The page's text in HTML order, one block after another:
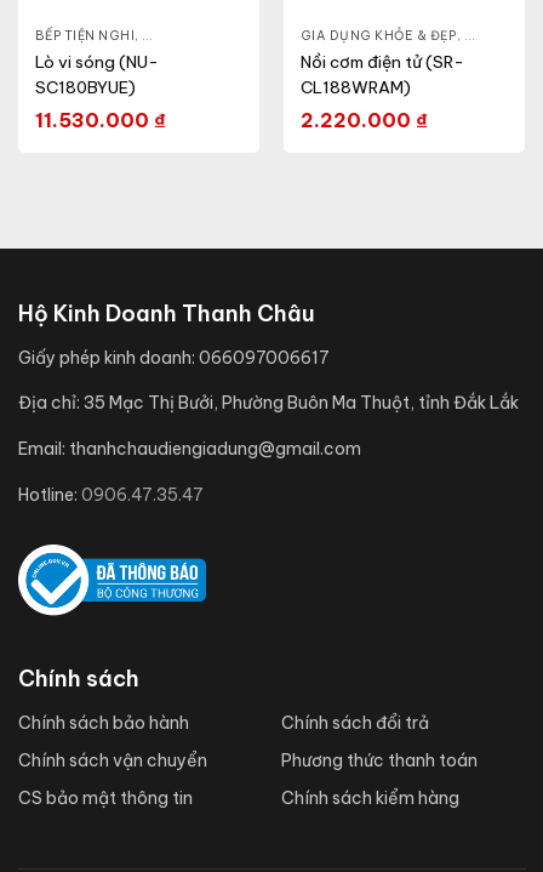
BẾP TIỆN NGHI, GIA DỤNG KHỎE & ĐẸP ,LÒ VI SÓNG
Lò vi sóng (NU-
SC180BYUE)
11.530.000 ₫
GIA DỤNG KHỎE & ĐẸP, NỒI - ẤM -
Nồi cơm điện tử (SR-
CL188WRAM)
2.220.000 ₫
CA - BÌNH ,NỒI CƠM ĐIỆN
Hộ Kinh Doanh Thanh Châu
Giấy phép kinh doanh: 066097006617
Địa chỉ: 35 Mạc Thị Bưởi, Phường Buôn Ma Thuột, tỉnh Đắk Lắk
Email: thanhchaudiengiadung@gmail.com
Hotline: 0906.47.35.47
Chính sách
Chính sách bảo hành
Chính sách vận chuyển
CS bảo mật thông tin
Chính sách đổi trả
Phương thức thanh toán
Chính sách kiểm hàng